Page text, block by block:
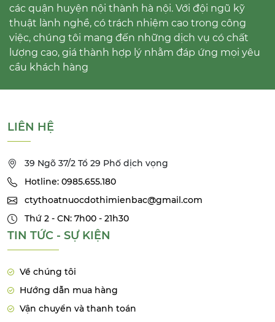
các quận huyện nội thành hà nội. Với đội ngũ kỹ
thuật lành nghề, có trách nhiệm cao trong công
việc, chúng tôi mang đến những dịch vụ có chất
lượng cao, giá thành hợp lý nhằm đáp ứng mọi yêu
cầu khách hàng
LIÊN HỆ
39 Ngõ 37/2 Tổ 29 Phố dịch vọng
Hotline: 0985.655.180
ctythoatnuocdothimienbac@gmail.com
Thứ 2 - CN: 7h00 - 21h30
TIN TỨC - SỰ KIỆN
Về chúng tôi
Hướng dẫn mua hàng
Vận chuyển và thanh toán